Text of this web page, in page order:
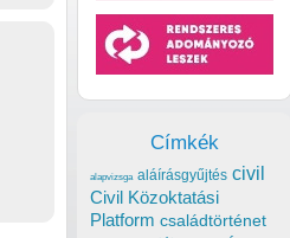
Címkék
alapvizsga aláírásgyűjtés civil
Civil Közoktatási
Platform családtörténet